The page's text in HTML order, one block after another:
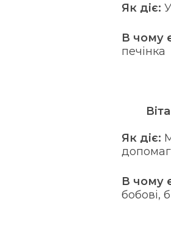
Як діє:
В чому
печінка
Як діє:
В чому
бобові,